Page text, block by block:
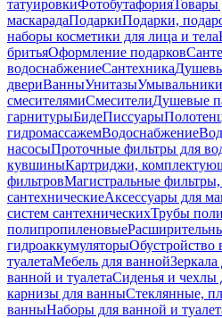
татуировкиФотобутафорияТовары
маскарадаПодаркиПодарки,
наборы косметики для лица и тела
бритьяОформление подарков
водоснабжениеСантехника
двериВанныУнитазыУмывальники
смесителямиСмесителиДушевые
гарнитурыБидеПиссуары
гидромассажемВодоснабжение
насосыПроточные фильтры для
кувшиныКартриджи,
фильтровМагистральные
сантехническиеАксессуары для
систем сантехническихТрубы
полипропиленовые
гидроаккумуляторыОбустройство
туалетаМебель для ванной
ванной и туалетаСиденья и чехлы
карнизы для ванныСтеклянные,
ванныНаборы для ванной и